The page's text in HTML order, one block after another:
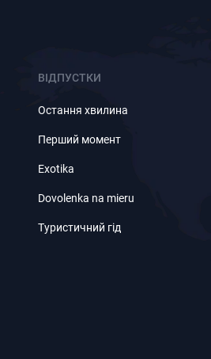
ВІДПУСТКИ
Остання хвилина
Перший момент
Exotika
Dovolenka na mieru
Туристичний гід